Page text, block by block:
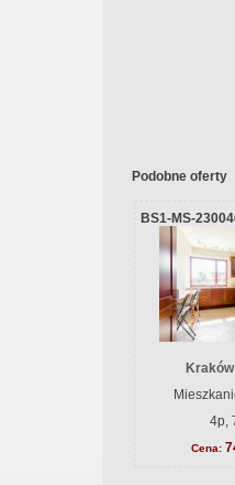
Podobne oferty
BS1-MS-
4p,
Cena: